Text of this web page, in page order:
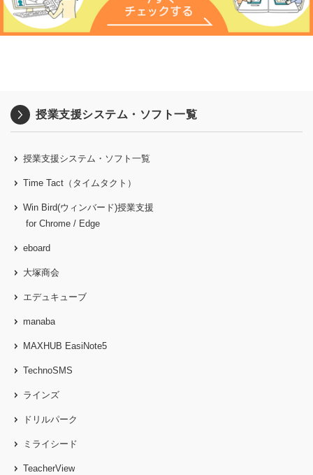
授業支援システム・ソフト一覧
授業支援システム・ソフト一覧
Time Tact（タイムタクト）
Win Bird(ウィンバード)授業支援
for Chrome / Edge
eboard
大塚商会
エデュキューブ
manaba
MAXHUB EasiNote5
TechnoSMS
ラインズ
ドリルパーク
ミライシード
TeacherView